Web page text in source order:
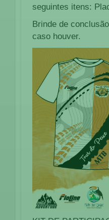
seguintes itens:
Brinde de
caso houver.